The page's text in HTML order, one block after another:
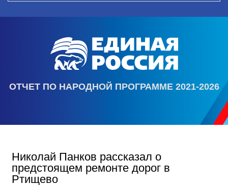
ОТЧЕТ ПО НАРОДНОЙ ПРОГРАММЕ 2021-2026
Николай Панков рассказал о
предстоящем ремонте дорог в
Ртищево